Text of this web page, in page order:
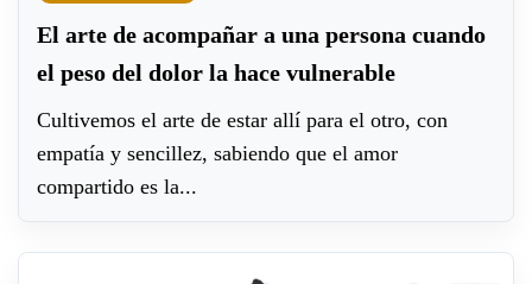
El arte de acompañar a una persona cuando
el peso del dolor la hace vulnerable
Cultivemos el arte de estar allí para el otro, con
empatía y sencillez, sabiendo que el amor
compartido es la...